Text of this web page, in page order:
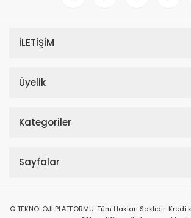
İLETİŞİM
Üyelik
Kategoriler
Sayfalar
© TEKNOLOJİ PLATFORMU. Tüm Hakları Saklıdır.